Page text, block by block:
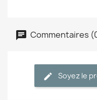
Commentaires
Soyez le